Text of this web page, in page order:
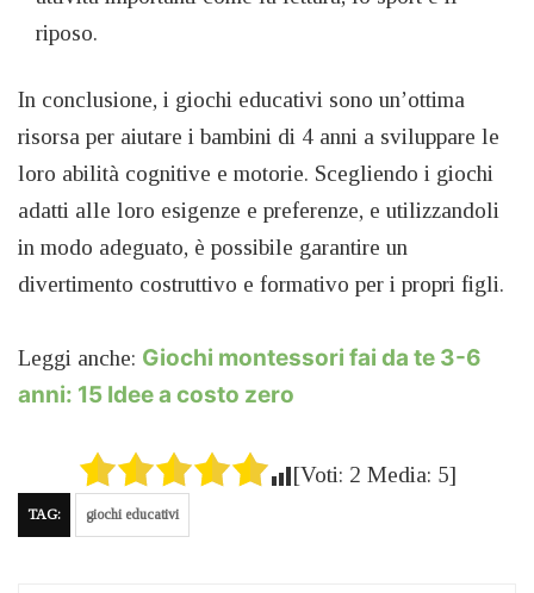
riposo.
In conclusione, i giochi educativi sono un’ottima
risorsa per aiutare i bambini di 4 anni a sviluppare le
loro abilità cognitive e motorie. Scegliendo i giochi
adatti alle loro esigenze e preferenze, e utilizzandoli
in modo adeguato, è possibile garantire un
divertimento costruttivo e formativo per i propri figli.
Leggi anche: Giochi montessori fai da te 3-6
anni: 15 Idee a costo zero
[Voti: 2 Media: 5]
TAG: giochi educativi